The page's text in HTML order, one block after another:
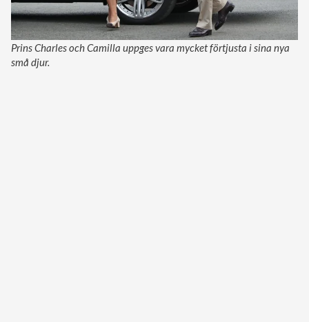
Prins Charles och Camilla uppges vara mycket förtjusta i sina nya
små djur.